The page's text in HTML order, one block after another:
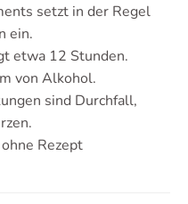
setzt in der Regel
ein.
etwa 12 Stunden.
von Alkohol.
sind Durchfall,
Rezept